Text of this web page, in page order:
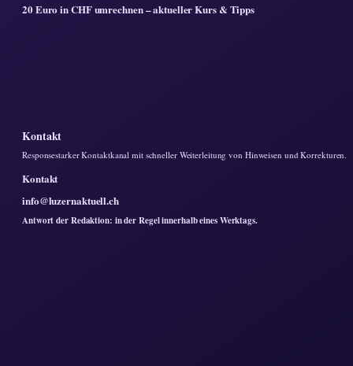
20 Euro in CHF umrechnen – aktueller Kurs & Tipps
Kontakt
Responsestarker Kontaktkanal mit schneller Weiterleitung von Hinweisen und Korrekturen.
Kontakt
info@luzernaktuell.ch
Antwort der Redaktion: in der Regel innerhalb eines Werktags.